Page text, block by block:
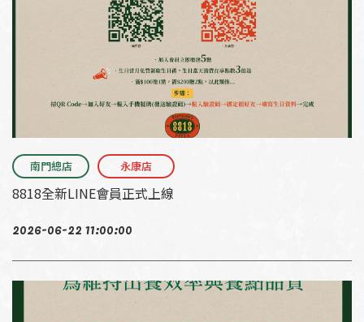
南門總店 永康店
8818全新LINE會員正式上線
2026-06-22 11:00:00